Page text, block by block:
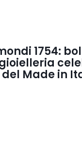
1754:
del Made in